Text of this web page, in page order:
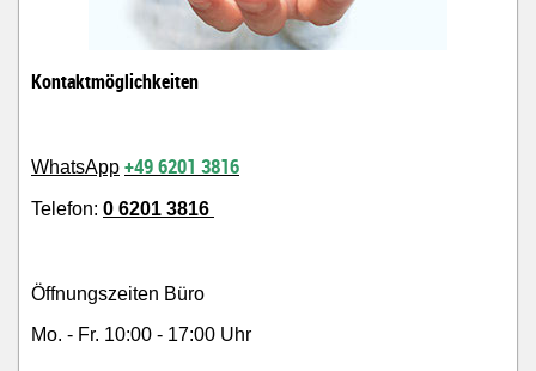
Kontaktmöglichkeiten
WhatsApp +49 6201 3816
Telefon: 0 6201 3816
Öffnungszeiten Büro
Mo. - Fr. 10:00 - 17:00 Uhr